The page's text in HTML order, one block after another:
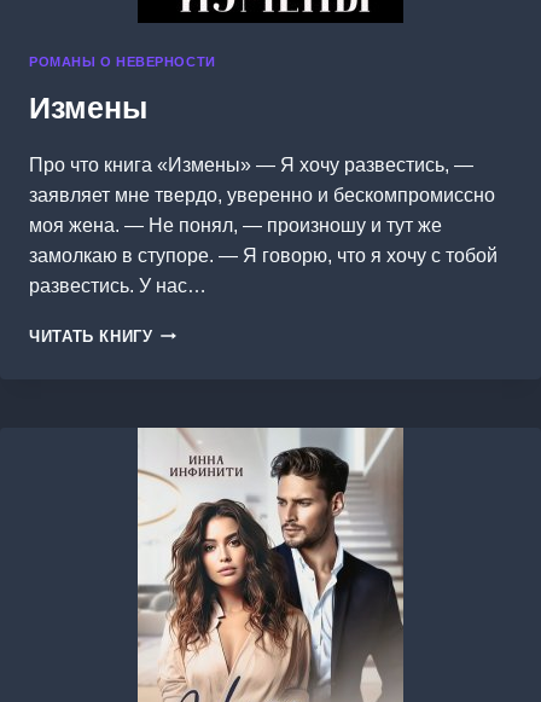
РОМАНЫ О НЕВЕРНОСТИ
Измены
Про что книга «Измены» — Я хочу развестись, —
заявляет мне твердо, уверенно и бескомпромиссно
моя жена. — Не понял, — произношу и тут же
замолкаю в ступоре. — Я говорю, что я хочу с тобой
развестись. У нас…
ЧИТАТЬ КНИГУ ИЗМЕНЫ